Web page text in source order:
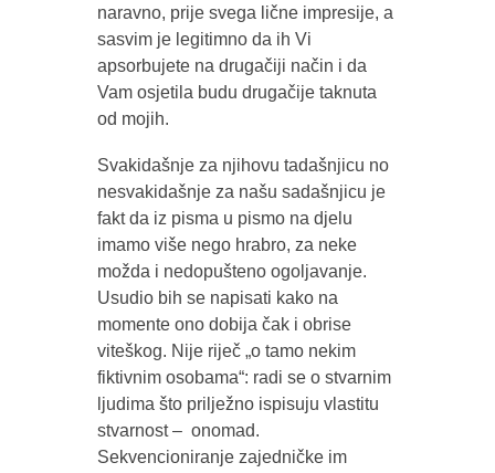
naravno, prije svega lične impresije, a
sasvim je legitimno da ih Vi
apsorbujete na drugačiji način i da
Vam osjetila budu drugačije taknuta
od mojih.
Svakidašnje za njihovu tadašnjicu no
nesvakidašnje za našu sadašnjicu je
fakt da iz pisma u pismo na djelu
imamo više nego hrabro, za neke
možda i nedopušteno ogoljavanje.
Usudio bih se napisati kako na
momente ono dobija čak i obrise
viteškog. Nije riječ „o tamo nekim
fiktivnim osobama“: radi se o stvarnim
ljudima što prilježno ispisuju vlastitu
stvarnost – onomad.
Sekvencioniranje zajedničke im